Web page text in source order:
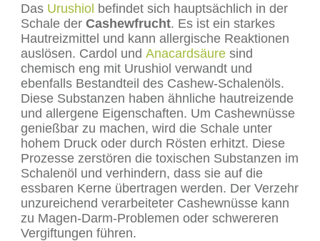
Das Urushiol befindet sich hauptsächlich in der
Schale der Cashewfrucht. Es ist ein starkes
Hautreizmittel und kann allergische Reaktionen
auslösen. Cardol und Anacardsäure sind
chemisch eng mit Urushiol verwandt und
ebenfalls Bestandteil des Cashew-Schalenöls.
Diese Substanzen haben ähnliche hautreizende
und allergene Eigenschaften. Um Cashewnüsse
genießbar zu machen, wird die Schale unter
hohem Druck oder durch Rösten erhitzt. Diese
Prozesse zerstören die toxischen Substanzen im
Schalenöl und verhindern, dass sie auf die
essbaren Kerne übertragen werden. Der Verzehr
unzureichend verarbeiteter Cashewnüsse kann
zu Magen-Darm-Problemen oder schwereren
Vergiftungen führen.